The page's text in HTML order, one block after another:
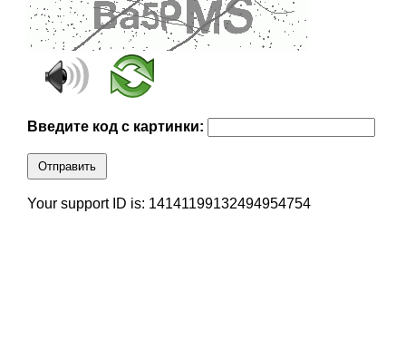
Введите код с картинки:
Отправить
Your support ID is: 14141199132494954754